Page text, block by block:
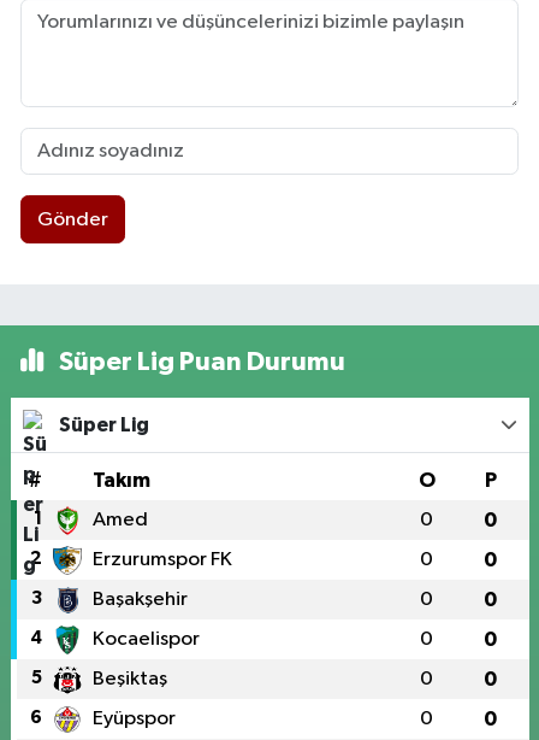
Gönder
Süper Lig Puan Durumu
Süper Lig
# Takım O P
1 Amed 0 0
2 Erzurumspor FK 0 0
3 Başakşehir 0 0
4 Kocaelispor 0 0
5 Beşiktaş 0 0
6 Eyüpspor 0 0